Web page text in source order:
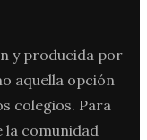
y producida por
aquella opción
colegios. Para
la comunidad